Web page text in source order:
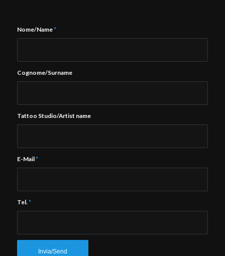
Nome/Name*
Cognome/Surname
Tattoo Studio/Artist name
E-Mail*
Tel.*